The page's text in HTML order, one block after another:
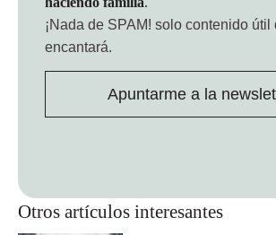
Otros artículos interesantes
¡Nada de SPAM! solo contenido útil
encantará.
Apuntarme a la